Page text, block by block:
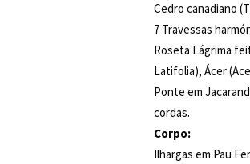
Cedro canadiano
7 Travessas
Roseta Lágrima
Latifolia), Ácer
Ponte em
cordas.
Corpo:
Ilhargas em Pau